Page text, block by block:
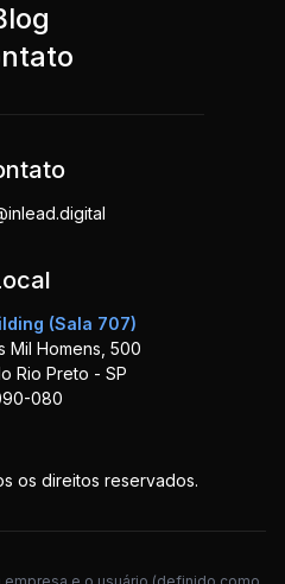
(Sala 707)
Mil Homens, 500
Rio Preto - SP
080
os direitos reservados.